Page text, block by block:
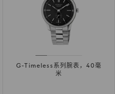
G-Timeless系列腕表，40毫
米